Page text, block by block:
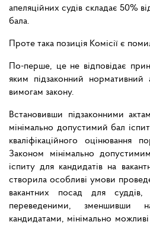
апеляційних судів складає 50%
бала.
Проте така позиція Комісії є
По-перше, це не відповідає
яким підзаконний
вимогам закону.
Встановивши підзаконними
мінімально допустимий бал
кваліфікаційного оцінювання
Законом мінімально
іспиту для кандидатів на
створила особливі умови
вакантних посад для
переведеними, зменшивши
кандидатами, мінімально